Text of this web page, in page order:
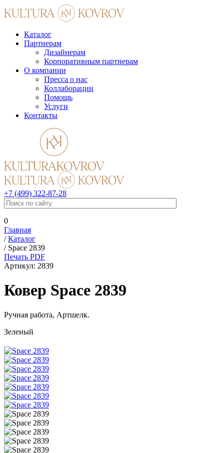
Каталог
Партнерам
Дизайнерам
Корпоративным партнерам
О компании
Пресса о нас
Коллаборации
Помощь
Услуги
Контакты
+7 (499) 322-87-28
0
Главная
/Каталог
/ Space 2839
Печать PDF
Артикул: 2839
Ковер Space 2839
Ручная работа, Артшелк.
Зеленый